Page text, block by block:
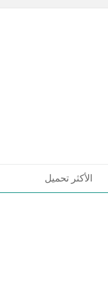
الأكثر تحميل